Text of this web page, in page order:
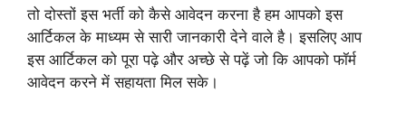
तो दोस्तों इस भर्ती को कैसे आवेदन करना है हम आपको इस
आर्टिकल के माध्यम से सारी जानकारी देने वाले है। इसलिए आप
इस आर्टिकल को पूरा पढ़े और अच्छे से पढ़ें जो कि आपको फॉर्म
आवेदन करने में सहायता मिल सके।